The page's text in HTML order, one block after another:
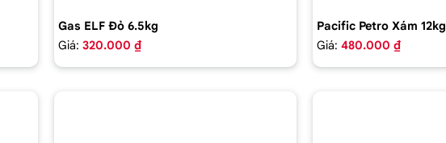
Gas ELF Đỏ 6.5kg
Giá: 320.000 ₫
Pacific Petro Xám 12kg
Giá: 480.000 ₫